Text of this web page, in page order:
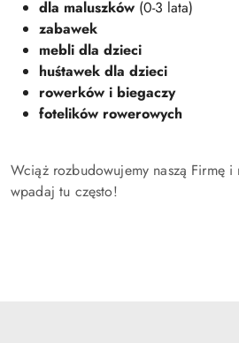
dla maluszków (0-3 lata)
zabawek
mebli dla dzieci
huśtawek dla dzieci
rowerków i biegaczy
fotelików rowerowych
Wciąż rozbudowujemy naszą Firmę i
wpadaj tu często!